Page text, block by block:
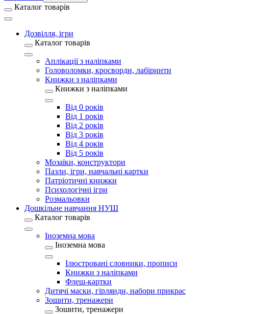
Каталог товарів
Дозвілля, ігри
Каталог товарів
Аплікації з наліпками
Головоломки, кросворди, лабіринти
Книжки з наліпками
Книжки з наліпками
Від 0 років
Від 1 років
Від 2 років
Від 3 років
Від 4 років
Від 5 років
Мозаїки, конструктори
Пазли, ігри, навчальні картки
Патріотичні книжки
Психологічні ігри
Розмальовки
Дошкільне навчання НУШ
Каталог товарів
Іноземна мова
Іноземна мова
Ілюстровані словники, прописи
Книжки з наліпками
Флеш-картки
Дитячі маски, гірлянди, набори прикрас
Зошити, тренажери
Зошити, тренажери